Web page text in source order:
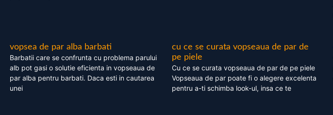
vopsea de par alba barbati
Barbatii care se confrunta cu problema parului
alb pot gasi o solutie eficienta in vopseaua de
par alba pentru barbati. Daca esti in cautarea
unei
cu ce se curata vopseaua de par de
pe piele
Cu ce se curata vopseaua de par de pe piele
Vopseaua de par poate fi o alegere excelenta
pentru a-ti schimba look-ul, insa ce te